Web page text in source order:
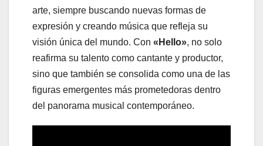
arte, siempre buscando nuevas formas de
expresión y creando música que refleja su
visión única del mundo. Con «Hello», no solo
reafirma su talento como cantante y productor,
sino que también se consolida como una de las
figuras emergentes más prometedoras dentro
del panorama musical contemporáneo.